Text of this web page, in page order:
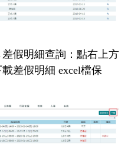
差假明細查詢 ：點右上方
載差假明細 excel檔保